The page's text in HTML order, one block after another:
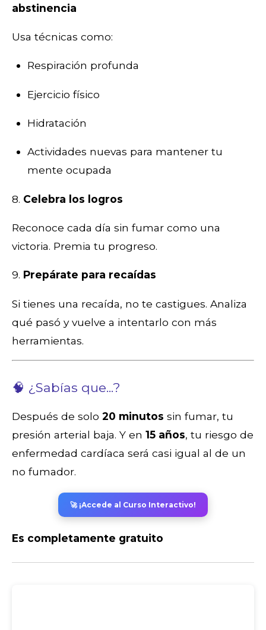
abstinencia
Usa técnicas como:
Respiración profunda
Ejercicio físico
Hidratación
Actividades nuevas para mantener tu
mente ocupada
8. Celebra los logros
Reconoce cada día sin fumar como una
victoria. Premia tu progreso.
9. Prepárate para recaídas
Si tienes una recaída, no te castigues. Analiza
qué pasó y vuelve a intentarlo con más
herramientas.
🧠 ¿Sabías que...?
Después de solo 20 minutos sin fumar, tu
presión arterial baja. Y en 15 años, tu riesgo de
enfermedad cardíaca será casi igual al de un
no fumador.
🚀 ¡Accede al Curso Interactivo!
Es completamente gratuito